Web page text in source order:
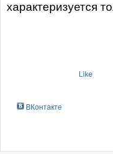
характеризуется
Like
ВКонтакте